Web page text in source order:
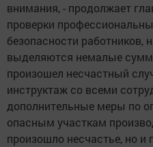
внимания, - продолжает
проверки
безопасности работников,
выделяются немалые
произошел несчастный
инструктаж со всеми
дополнительные меры по
опасным участкам
произошло несчастье, но